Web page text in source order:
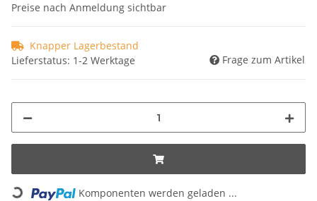
Preise nach Anmeldung sichtbar
Knapper Lagerbestand
Lieferstatus: 1-2 Werktage
Frage zum Artikel
Loading... Komponenten werden geladen ...